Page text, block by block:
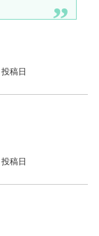
投稿日
投稿日